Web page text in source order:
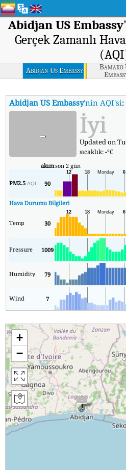
Abidjan US Embassy
Gerçek Zamanlı
Abidjan Us Embassy
Bamako
Abidjan US Embassy'nin AQI'si:
- İyi
Updated on
sıcaklık:-°C
akımson 2 gün
PM2.5AQI 90
Hava Durumu Bilgileri
Temp 30
Pressure 1009
Humidity 79
Wind 7
+
−